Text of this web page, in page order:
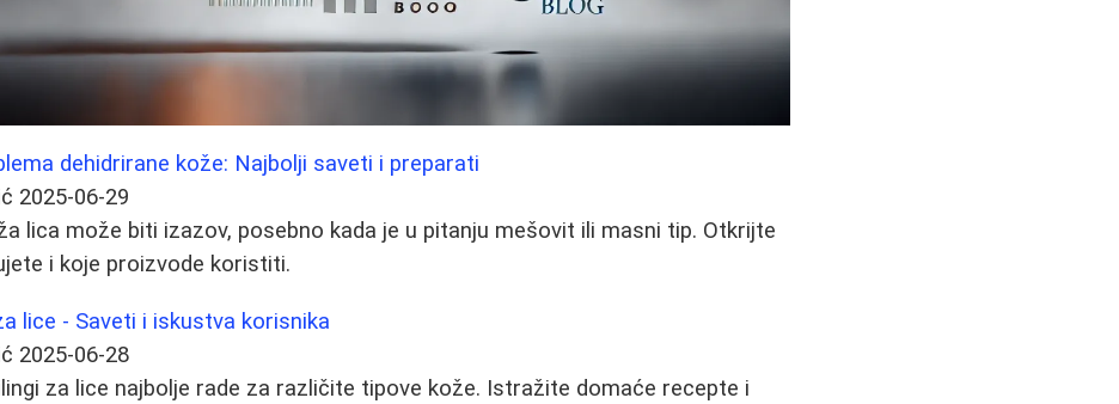
dehidrirane kože: Najbolji saveti i preparati
2025-06-29
lica može biti izazov, posebno kada je u pitanju mešovit ili masni tip. Otkrijte
i koje proizvode koristiti.
lice - Saveti i iskustva korisnika
2025-06-28
za lice najbolje rade za različite tipove kože. Istražite domaće recepte i